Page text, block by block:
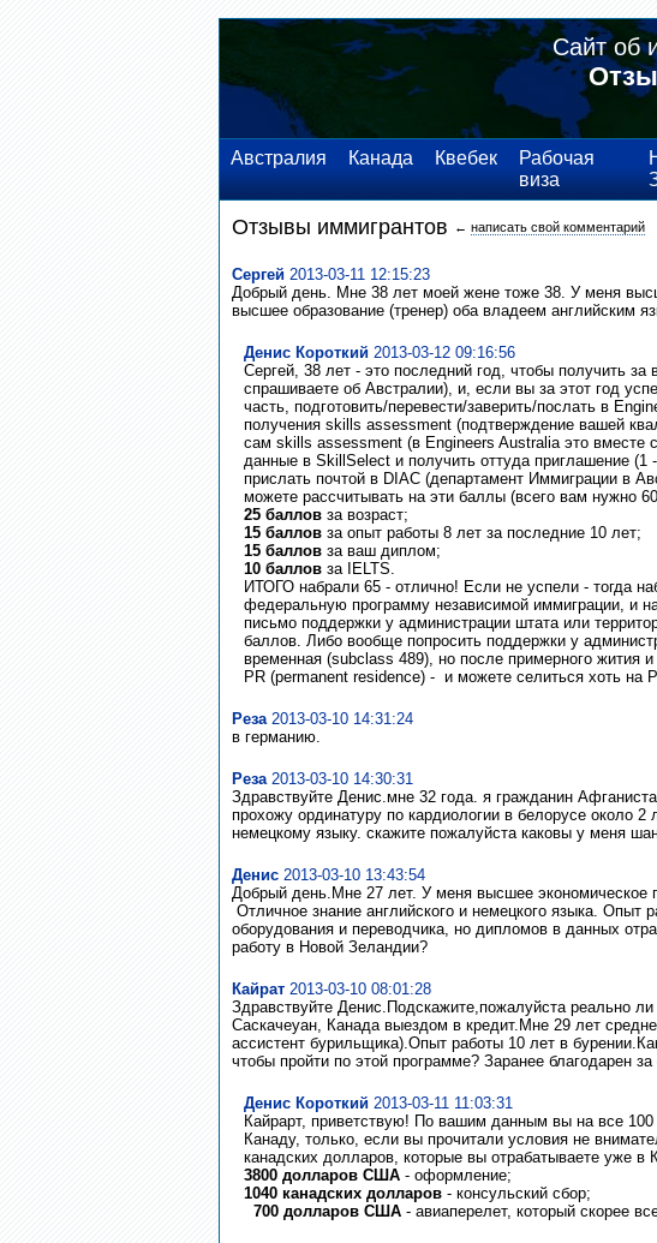
Сайт об
Австралия Канада Квебек
Рабочая
виза
Отзывы иммигрантов ← написать свой комментарий
Сергей 2013-03-11 12:15:23
Добрый день. Мне 38 лет моей жене тоже 38. У меня
высшее образование (тренер) оба владеем английским
Денис Короткий 2013-03-12 09:16:56
Сергей, 38 лет - это последний год, чтобы получить
спрашиваете об Австралии), и, если вы за этот год
часть, подготовить/перевести/заверить/послать в
получения skills assessment (подтверждение вашей
сам skills assessment (в Engineers Australia это вместе
данные в SkillSelect и получить оттуда приглашение (1
прислать почтой в DIAC (департамент Иммиграции в
можете рассчитывать на эти баллы (всего вам нужно
25 баллов за возраст;
15 баллов за опыт работы 8 лет за последние 10 лет;
15 баллов за ваш диплом;
10 баллов за IELTS.
ИТОГО набрали 65 - отлично! Если не успели - тогда
федеральную программу независимой иммиграции, и
письмо поддержки у администрации штата или
баллов. Либо вообще попросить поддержки у
временная (subclass 489), но после примерного жития
PR (permanent residence) - и можете селиться хоть на
Реза2013-03-10 14:31:24
в германию.
Реза2013-03-10 14:30:31
Здравствуйте Денис.мне 32 года. я гражданин
прохожу ординатуру по кардиологии в белорусе около
немецкому языку. скажите пожалуйста каковы у меня
Денис 2013-03-10 13:43:54
Добрый день.Мне 27 лет. У меня высшее экономическое
Отличное знание английского и немецкого языка.
оборудования и переводчика, но дипломов в данных
работу в Новой Зеландии?
Кайрат 2013-03-10 08:01:28
Здравствуйте Денис.Подскажите,пожалуйста реально
Саскачеуан, Канада выездом в кредит.Мне 29 лет
ассистент бурильщика).Опыт работы 10 лет в
чтобы пройти по этой программе? Заранее благодарен за
Денис Короткий 2013-03-11 11:03:31
Кайрарт, приветствую! По вашим данным вы на все
Канаду, только, если вы прочитали условия не
канадских долларов, которые вы отрабатываете уже
3800 долларов США - оформление;
1040 канадских долларов - консульский сбор;
700 долларов США - авиаперелет, который скорее